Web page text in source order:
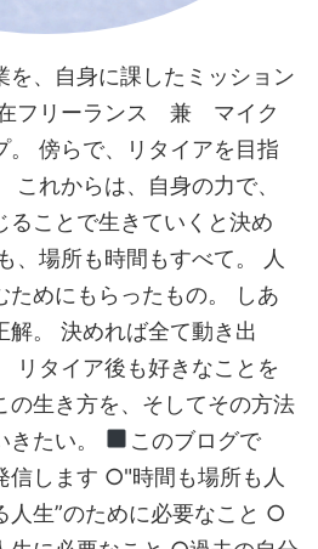
を、自身に課したミッション
フリーランス 兼 マイク
。 傍らで、リタイアを目指
これからは、自身の力で、
ることで生きていくと決め
、場所も時間もすべて。 人
ためにもらったもの。 しあ
解。 決めれば全て動き出
リタイア後も好きなことを
の生き方を、そしてその方法
きたい。
このブログで
信します ○"時間も場所も人
人生”のために必要なこと ○